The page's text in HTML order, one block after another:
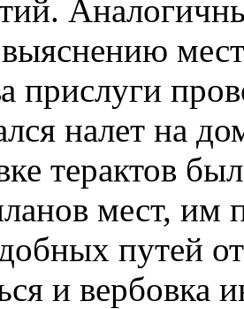
прислуги
налет на
терактов
мест, им
путей
и вербовка